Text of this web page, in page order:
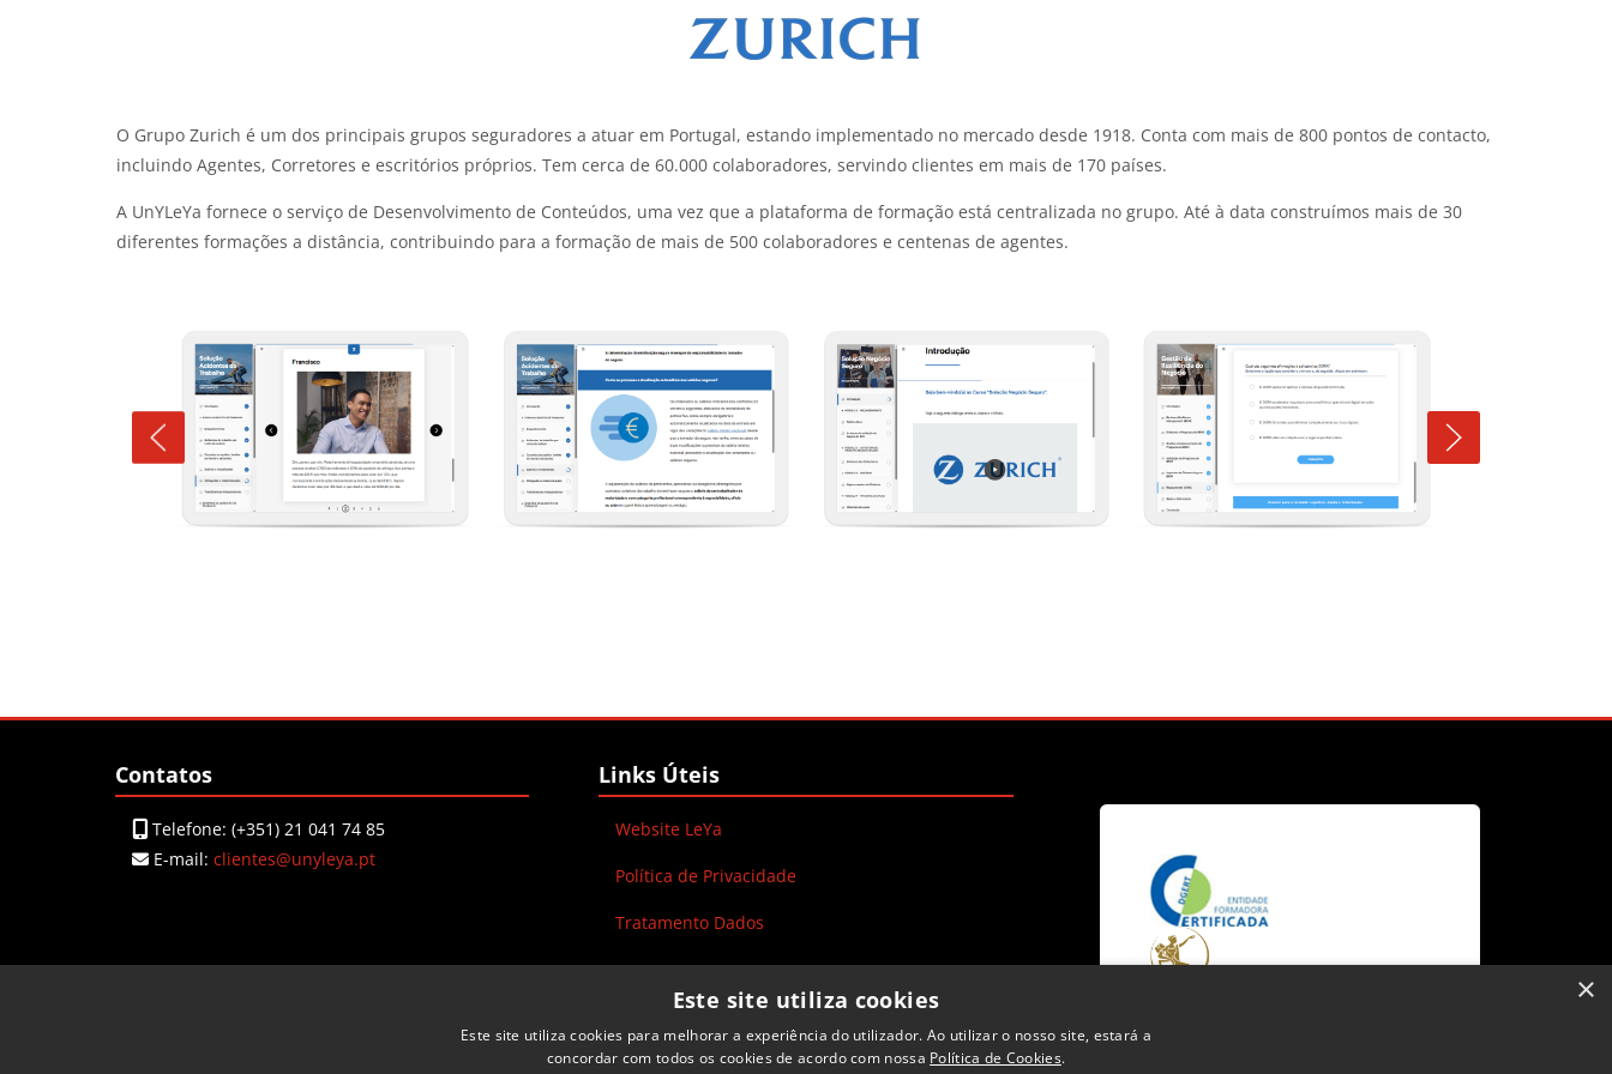
O Grupo Zurich é um dos principais grupos seguradores a atuar em Portugal, estando implementado no mercado desde 1918. Conta com mais de 800 pontos de contacto,
incluindo Agentes, Corretores e escritórios próprios. Tem cerca de 60.000 colaboradores, servindo clientes em mais de 170 países.
A UnYLeYa fornece o serviço de Desenvolvimento de Conteúdos, uma vez que a plataforma de formação está centralizada no grupo. Até à data construímos mais de 30
diferentes formações a distância, contribuindo para a formação de mais de 500 colaboradores e centenas de agentes.
Blocos
Contatos
Telefone: (+351) 21 041 74 85
E-mail:clientes@unyleya.pt
Blocos
Links Úteis
Website LeYa
Política de Privacidade
Tratamento Dados
×
Este site utiliza cookies
Este site utiliza cookies para melhorar a experiência do utilizador. Ao utilizar o nosso site, estará a
concordar com todos os cookies de acordo com nossa Política de Cookies.